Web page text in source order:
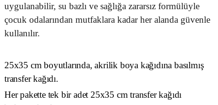
uygulanabilir, su bazlı ve sağlığa zararsız formülüyle
çocuk odalarından mutfaklara kadar her alanda güvenle
kullanılır.
25x35 cm boyutlarında, akrilik boya kağıdına basılmış
transfer kağıdı.
Her pakette tek bir adet 25x35 cm transfer kağıdı